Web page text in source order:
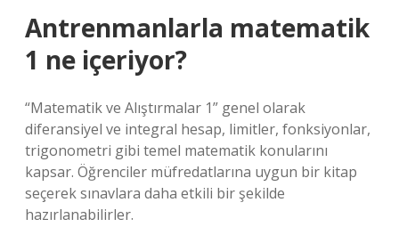
Antrenmanlarla matematik
1 ne içeriyor?
“Matematik ve Alıştırmalar 1” genel olarak
diferansiyel ve integral hesap, limitler, fonksiyonlar,
trigonometri gibi temel matematik konularını
kapsar. Öğrenciler müfredatlarına uygun bir kitap
seçerek sınavlara daha etkili bir şekilde
hazırlanabilirler.